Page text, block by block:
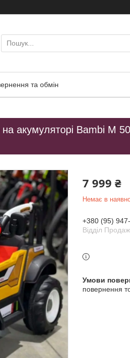
та обмін
акумуляторі Bambi M
7 999 ₴
Немає в
+380 (95)
Відділ
повернення